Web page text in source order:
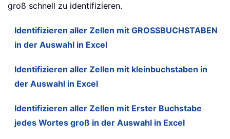
groß schnell zu identifizieren.
Identifizieren aller Zellen mit GROSSBUCHSTABEN
in der Auswahl in Excel
Identifizieren aller Zellen mit kleinbuchstaben in
der Auswahl in Excel
Identifizieren aller Zellen mit Erster Buchstabe
jedes Wortes groß in der Auswahl in Excel